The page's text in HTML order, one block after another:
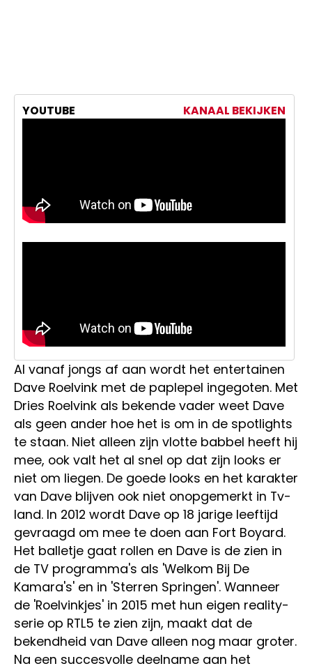
YOUTUBE KANAAL BEKIJKEN
Al vanaf jongs af aan wordt het entertainen
Dave Roelvink met de paplepel ingegoten. Met
Dries Roelvink als bekende vader weet Dave
als geen ander hoe het is om in de spotlights
te staan. Niet alleen zijn vlotte babbel heeft hij
mee, ook valt het al snel op dat zijn looks er
niet om liegen. De goede looks en het karakter
van Dave blijven ook niet onopgemerkt in Tv-
land. In 2012 wordt Dave op 18 jarige leeftijd
gevraagd om mee te doen aan Fort Boyard.
Het balletje gaat rollen en Dave is de zien in
de TV programma's als 'Welkom Bij De
Kamara's' en in 'Sterren Springen'. Wanneer
de 'Roelvinkjes' in 2015 met hun eigen reality-
serie op RTL5 te zien zijn, maakt dat de
bekendheid van Dave alleen nog maar groter.
Na een succesvolle deelname aan het